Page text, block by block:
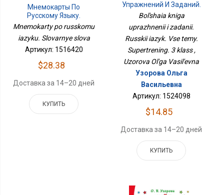
Мнемокарты По
Русскому Языку.
Словарные Слова
Mnemokarty po russkomu
iazyku. Slovarnye slova
Артикул: 1516420
$28.38
Доставка за 14–20 дней
КУПИТЬ
Упражнений И Заданий.
Русский Язык. Все Темы.
Супертренинг. 3 Класс
Bol'shaia kniga
uprazhnenii i zadanii.
Russkii iazyk. Vse temy.
Supertrening. 3 klass ,
Uzorova Ol'ga Vasil'evna
Узорова Ольга
Васильевна
Артикул: 1524098
$14.85
Доставка за 14–20 дней
КУПИТЬ